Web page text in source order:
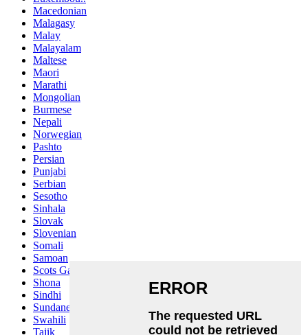
Macedonian
Malagasy
Malay
Malayalam
Maltese
Maori
Marathi
Mongolian
Burmese
Nepali
Norwegian
Pashto
Persian
Punjabi
Serbian
Sesotho
Sinhala
Slovak
Slovenian
Somali
Samoan
Scots Gaelic
Shona
Sindhi
Sundanese
Swahili
Tajik